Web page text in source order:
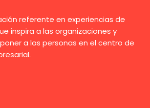
referente en experiencias de
inspira a las organizaciones y
a las personas en el centro de